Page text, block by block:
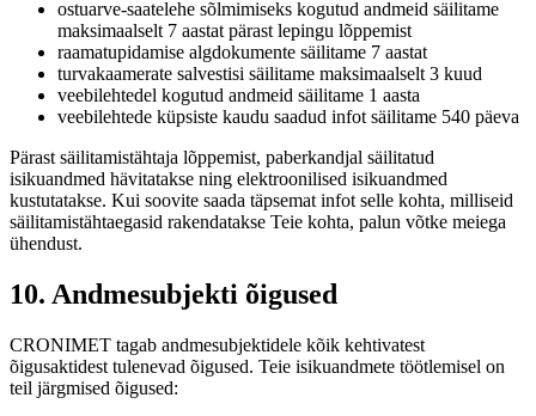
ostuarve-saatelehe sõlmimiseks kogutud andmeid säilitame
maksimaalselt 7 aastat pärast lepingu lõppemist
raamatupidamise algdokumente säilitame 7 aastat
turvakaamerate salvestisi säilitame maksimaalselt 3 kuud
veebilehtedel kogutud andmeid säilitame 1 aasta
veebilehtede küpsiste kaudu saadud infot säilitame 540 päeva
Pärast säilitamistähtaja lõppemist, paberkandjal säilitatud
isikuandmed hävitatakse ning elektroonilised isikuandmed
kustutatakse. Kui soovite saada täpsemat infot selle kohta, milliseid
säilitamistähtaegasid rakendatakse Teie kohta, palun võtke meiega
ühendust.
10. Andmesubjekti õigused
CRONIMET tagab andmesubjektidele kõik kehtivatest
õigusaktidest tulenevad õigused. Teie isikuandmete töötlemisel on
teil järgmised õigused: